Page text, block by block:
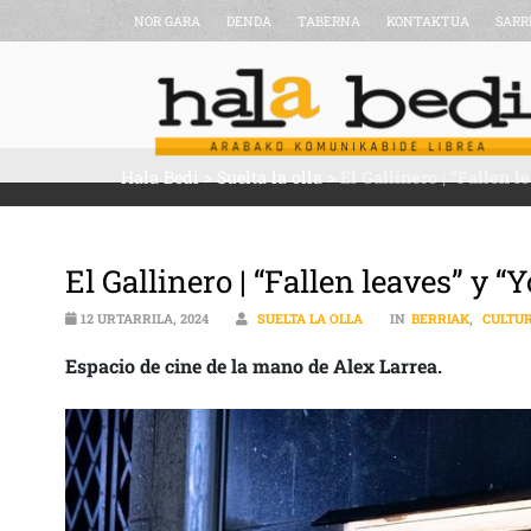
NOR GARA DENDA TABERNA KONTAKTUA
Hala Bedi>Suelta la olla>El Gallinero | “Fallen
El Gallinero | “Fallen leaves” y
12 URTARRILA, 2024 SUELTA LA OLLA IN BERRIAK,
Espacio de cine de la mano de Alex Larrea.